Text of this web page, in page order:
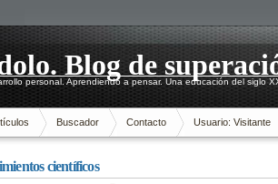
Blog de
personal. Aprendiendo a pensar. Una educación del siglo
Buscador Contacto Usuario: Visitante
científicos